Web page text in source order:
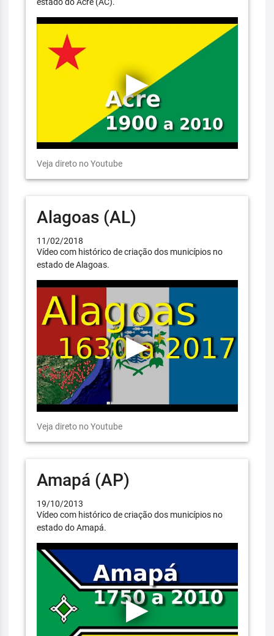
Veja direto no Youtube
Alagoas (AL)
11/02/2018
Vídeo com histórico de criação dos municípios no
estado de Alagoas.
Veja direto no Youtube
Amapá (AP)
19/10/2013
Vídeo com histórico de criação dos municípios no
estado do Amapá.